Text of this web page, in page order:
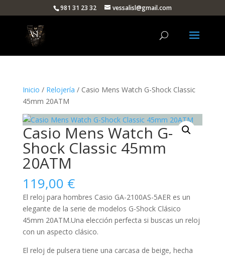
981 31 23 32 vessalisl@gmail.com
Inicio / Relojería / Casio Mens Watch G-Shock Classic
45mm 20ATM
Casio Mens Watch G-
Shock Classic 45mm
20ATM
119,00 €
El reloj para hombres Casio GA-2100AS-5AER es un
elegante de la serie de modelos G-Shock Clásico
45mm 20ATM.Una elección perfecta si buscas un reloj
con un aspecto clásico.
El reloj de pulsera tiene una carcasa de beige, hecha